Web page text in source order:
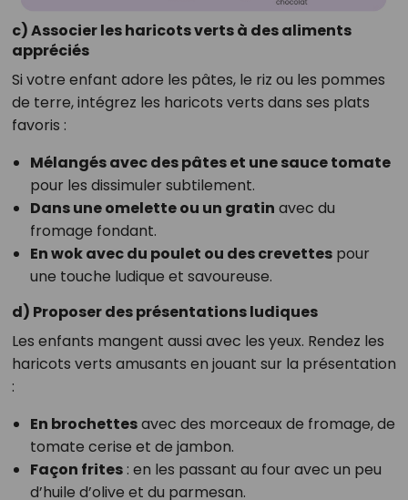
c) Associer les haricots verts à des aliments
appréciés
Si votre enfant adore les pâtes, le riz ou les pommes
de terre, intégrez les haricots verts dans ses plats
favoris :
Mélangés avec des pâtes et une sauce tomate
pour les dissimuler subtilement.
Dans une omelette ou un gratin avec du
fromage fondant.
En wok avec du poulet ou des crevettespour
une touche ludique et savoureuse.
d) Proposer des présentations ludiques
Les enfants mangent aussi avec les yeux. Rendez les
haricots verts amusants en jouant sur la présentation
:
En brochettesavec des morceaux de fromage, de
tomate cerise et de jambon.
Façon frites: en les passant au four avec un peu
d’huile d’olive et du parmesan.